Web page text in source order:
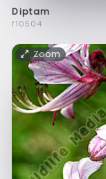
Diptam
f10504
Zoom